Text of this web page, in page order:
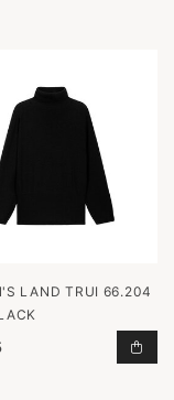
CRANBERRY
LAND TRUI 66.204